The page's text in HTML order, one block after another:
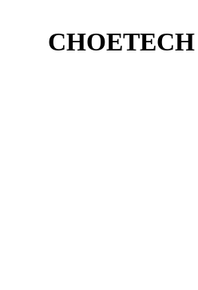
מטען נייד מגנטי CHOETECH